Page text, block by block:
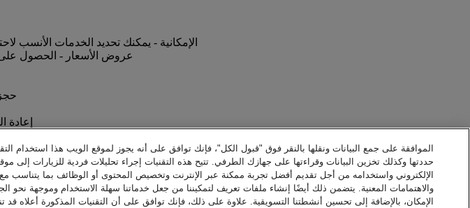
الإمكانية - يمكنك تحديد الخدمات الأنسب
عروض الأسعار - الحصول
إعادة
تحضير
الموافقة على جمع البيانات ونقلها بالنقر فوق "قبول الكل"، فإنك توافق على أنه يجوز لموقع الويب هذا استخدام
حددتها وكذلك تخزين البيانات وقراءتها على جهازك الطرفي. تتيح هذه التقنيات إجراء تحليلات فردية للزيارات إلى
الإلكتروني واستخدامه من أجل تقديم أفضل تجربة ممكنة عبر الإنترنت وتخصيص المحتوى أو الوظائف بما يتناسب
والاهتمامات المعنية. يتضمن ذلك أيضًا إنشاء ملفات تعريف لتمكيننا من جعل خدماتنا سهلة الاستخدام وموجهة نحو
الإمكان، بالإضافة إلى تحسين أنشطتنا التسويقية. علاوة على ذلك، فإنك توافق على أن التقنيات المذكورة أعلاه قد